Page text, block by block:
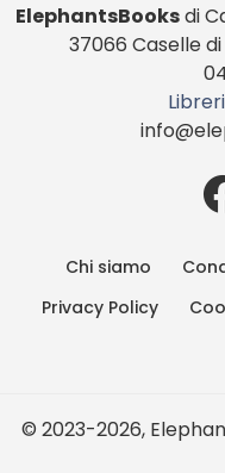
ElephantsBooksdi
37066 Caselle
Chi siamo
Privacy Policy
© 2023-2026,